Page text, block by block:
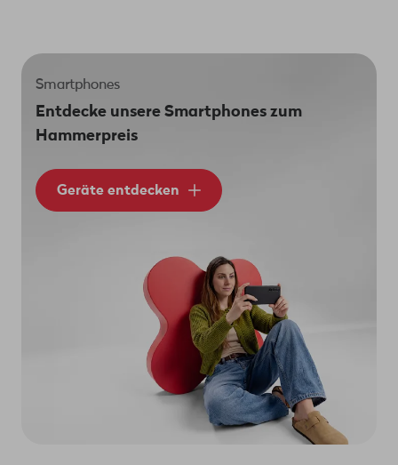
Smartphones
Entdecke unsere Smartphones zum
Hammerpreis
Geräte entdecken